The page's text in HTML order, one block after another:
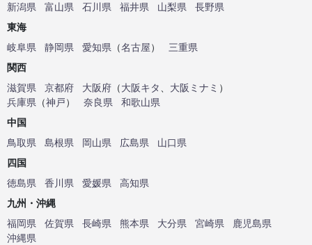
新潟県
富山県 石川県 福井県 山梨県
長野県
東海
岐阜県
静岡県 愛知県 （名古屋）
三重県
関西
滋賀県
京都府 大阪府 （大阪キタ 大阪ミナミ ）
兵庫県 （神戸） 奈良県
和歌山県
中国
鳥取県
島根県 岡山県 広島県
山口県
四国
徳島県
香川県 愛媛県
高知県
九州・沖縄
福岡県
佐賀県 長崎県 熊本県 大分県 宮崎県
鹿児島県
沖縄県